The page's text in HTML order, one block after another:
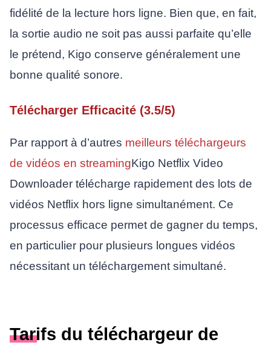
fidélité de la lecture hors ligne. Bien que, en fait,
la sortie audio ne soit pas aussi parfaite qu’elle
le prétend, Kigo conserve généralement une
bonne qualité sonore.
Télécharger Efficacité (3.5/5)
Par rapport à d’autres meilleurs téléchargeurs
de vidéos en streamingKigo Netflix Video
Downloader télécharge rapidement des lots de
vidéos Netflix hors ligne simultanément. Ce
processus efficace permet de gagner du temps,
en particulier pour plusieurs longues vidéos
nécessitant un téléchargement simultané.
Tarifs du téléchargeur de